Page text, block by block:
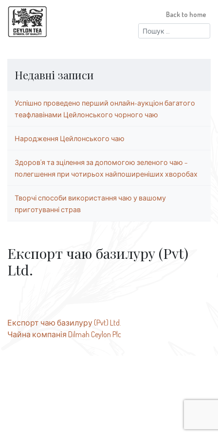
Пошук:
Back to home
Недавні записи
Успішно проведено перший онлайн-аукціон багатого
теафлавінами Цейлонського чорного чаю
Народження Цейлонського чаю
Здоров’я та зцілення за допомогою зеленого чаю –
полегшення при чотирьох найпоширеніших хворобах
Творчі способи використання чаю у вашому
приготуванні страв
Експорт чаю базилуру (Pvt)
Ltd.
Навігація
записів
Експорт чаю базилуру (Pvt) Ltd.
Чайна компанія Dilmah Ceylon Plc